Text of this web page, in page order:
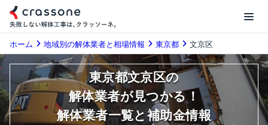
ホーム 地域別の解体業者と相場情報 東京都 文京区
東京都文京区の
解体業者が見つかる！
解体業者一覧と補助金情報